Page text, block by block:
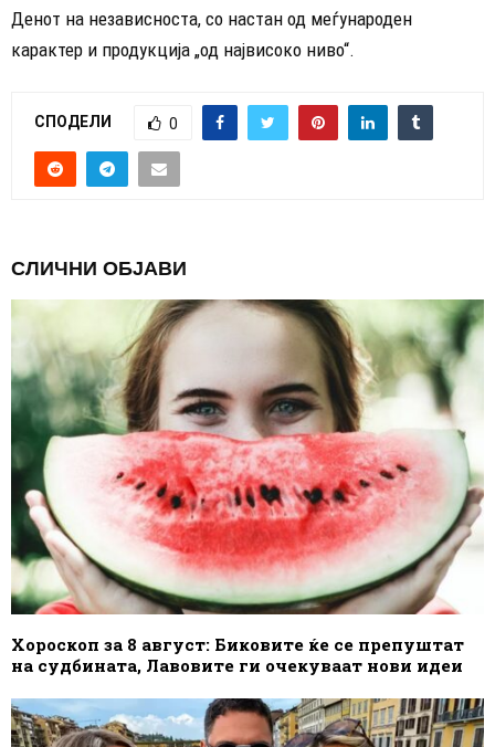
Денот на независноста, со настан од меѓународен
карактер и продукција „од највисоко ниво“.
СПОДЕЛИ 0
СЛИЧНИ ОБЈАВИ
Хороскоп за 8 август: Биковите ќе се препуштат
на судбината, Лавовите ги очекуваат нови идеи